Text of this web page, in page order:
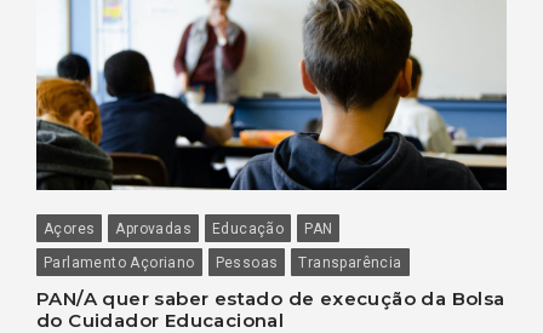
Açores Aprovadas Educação
PAN
Parlamento Açoriano
Pessoas Transparência
PAN/A quer saber estado de execução da Bolsa
do Cuidador Educacional